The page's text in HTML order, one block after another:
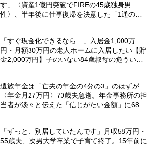
す」〈資産1億円突破でFIREの45歳独身男
性〉、半年後に仕事復帰を決意した「1通の通
「すぐ現金化できるなら…」入居金1,000万
円・月額30万円の老人ホームに入居したい【貯
金2,000万円】子のいない84歳叔母の危うい決
遺族年金は「亡夫の年金の4分の3」のはずが…
〈年金月27万円〉70歳夫急逝。年金事務所の担
当者が淡々と伝えた「信じがたい金額」に68歳
「ずっと、別居していたんです」月収58万円・
55歳夫、次男大学卒業で子育て終了。15年前に